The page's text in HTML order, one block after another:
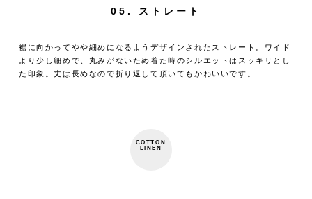
05. ストレート
裾に向かってやや細めになるようデザインされたストレート。ワイド
より少し細めで、丸みがないため着た時のシルエットはスッキリとし
た印象。丈は長めなので折り返して頂いてもかわいいです。
COTTON
LINEN